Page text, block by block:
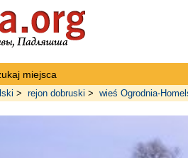
miejsca
> rejon dobruski > wieś Ogrodnia-